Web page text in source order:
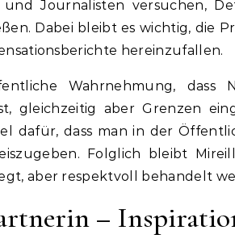
und Journalisten versuchen,
Dabei bleibt es wichtig, die
hereinzufallen.
Wahrnehmung, dass
gleichzeitig aber Grenzen
dafür, dass man in der
Folglich bleibt
aber respektvoll behandelt
–